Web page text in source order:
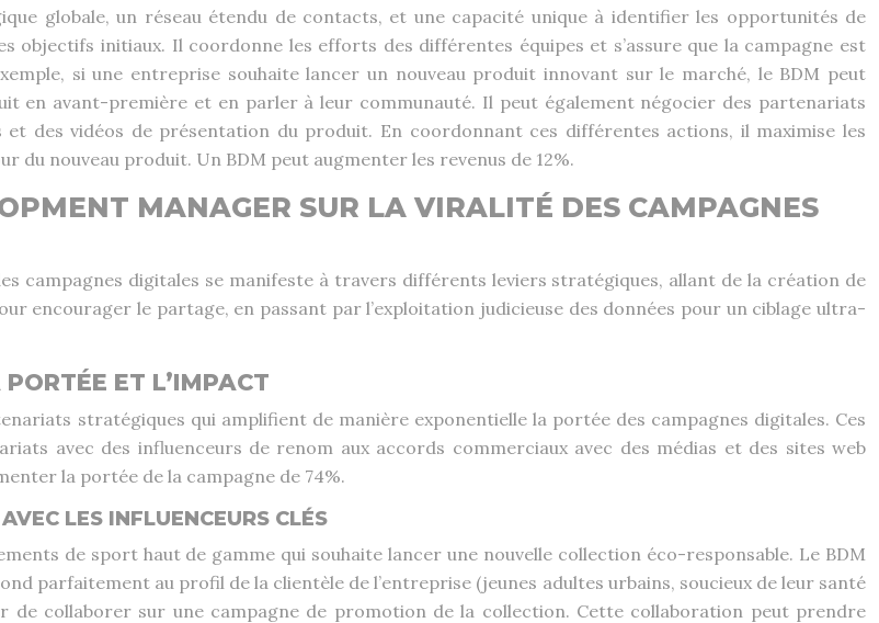
globale, un réseau étendu de contacts, et une capacité unique à identifier les opportunités de
objectifs initiaux. Il coordonne les efforts des différentes équipes et s’assure que la campagne est
si une entreprise souhaite lancer un nouveau produit innovant sur le marché, le BDM peut
en avant-première et en parler à leur communauté. Il peut également négocier des partenariats
des vidéos de présentation du produit. En coordonnant ces différentes actions, il maximise les
du nouveau produit. Un BDM peut augmenter les revenus de 12%.
MANAGER SUR LA VIRALITÉ DES CAMPAGNES
campagnes digitales se manifeste à travers différents leviers stratégiques, allant de la création de
encourager le partage, en passant par l’exploitation judicieuse des données pour un ciblage ultra-
ET L’IMPACT
stratégiques qui amplifient de manière exponentielle la portée des campagnes digitales. Ces
avec des influenceurs de renom aux accords commerciaux avec des médias et des sites web
la portée de la campagne de 74%.
LES INFLUENCEURS CLÉS
de sport haut de gamme qui souhaite lancer une nouvelle collection éco-responsable. Le BDM
parfaitement au profil de la clientèle de l’entreprise (jeunes adultes urbains, soucieux de leur santé
de collaborer sur une campagne de promotion de la collection. Cette collaboration peut prendre